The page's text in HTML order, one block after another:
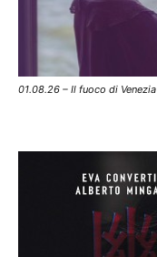
01.08.26 – Il fuoco di Venezia